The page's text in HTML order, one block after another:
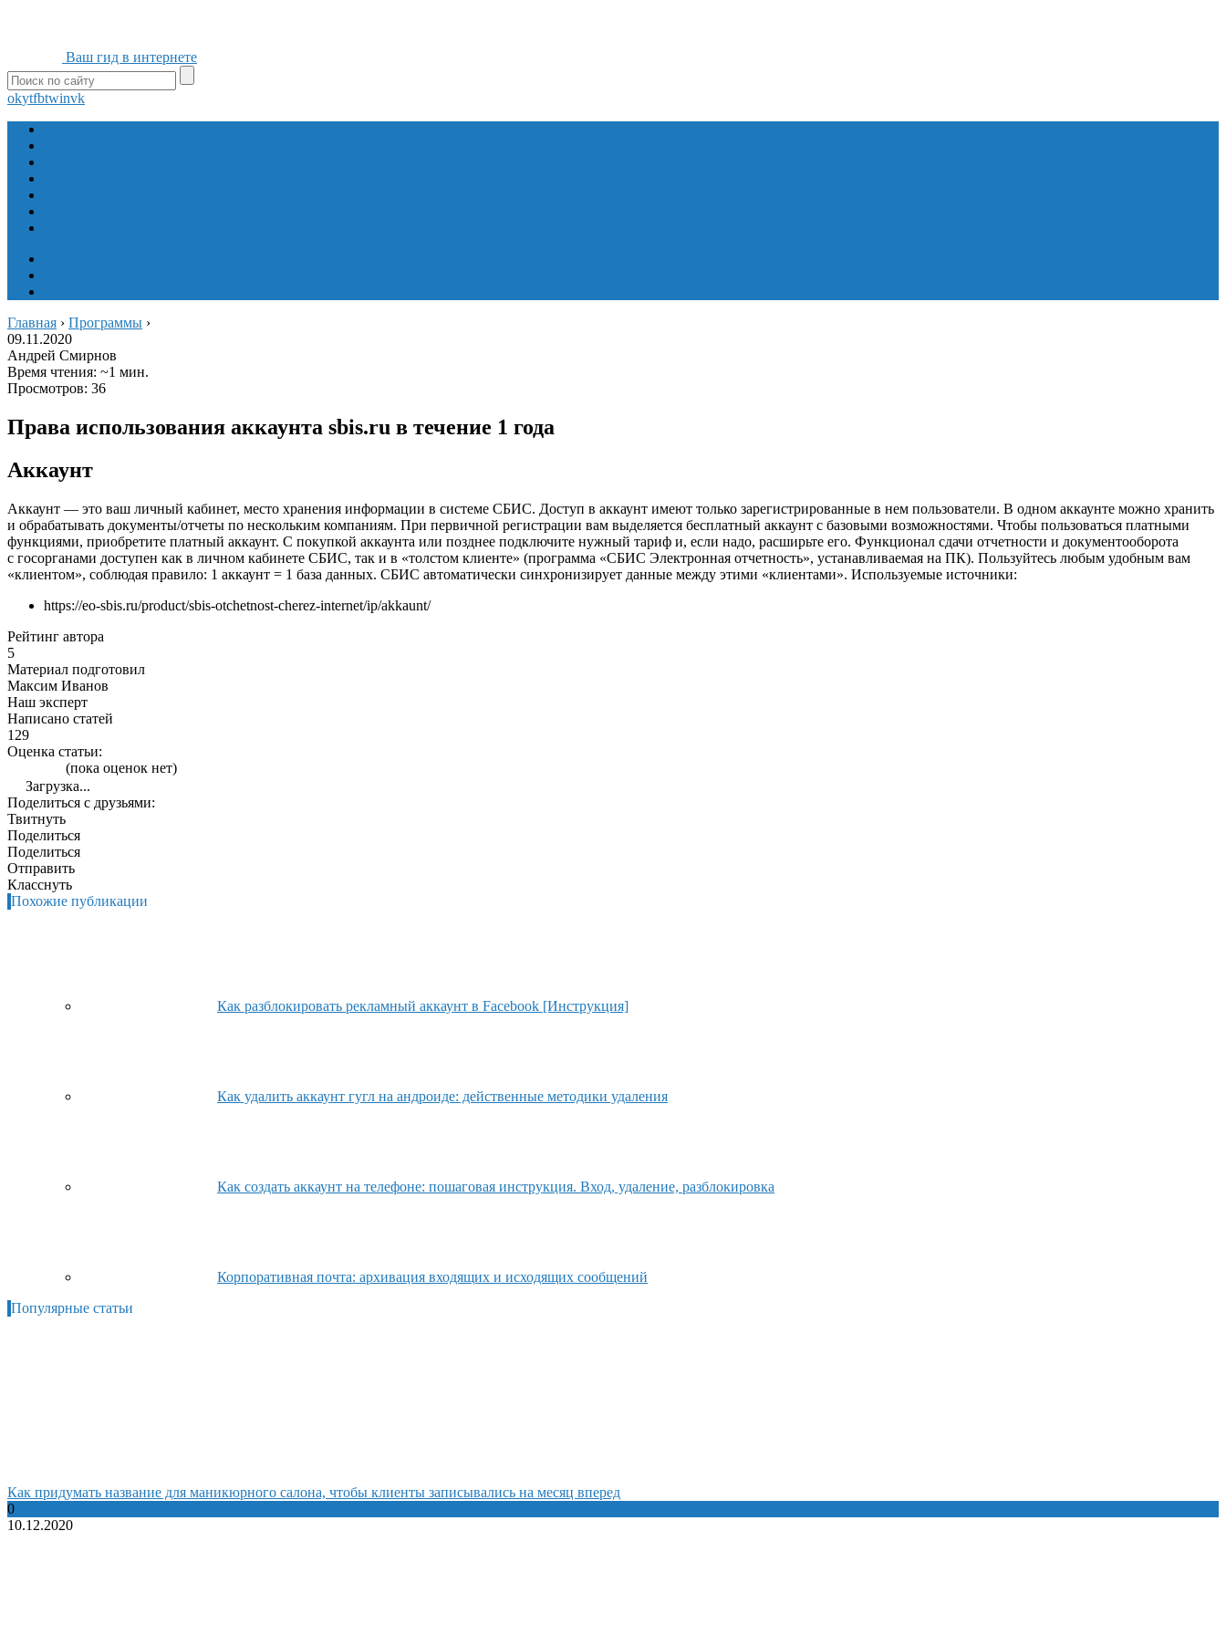
Ваш гид в интернете
okytfbtwinvk
Главная › Программы ›
09.11.2020
Андрей Смирнов
Время чтения: ~1 мин.
Просмотров: 36
Права использования аккаунта sbis.ru в течение 1 года
Аккаунт
Аккаунт — это ваш личный кабинет, место хранения информации в системе СБИС. Доступ в аккаунт имеют только зарегистрированные в нем пользователи. В одном аккаунте можно хранить
и обрабатывать документы/отчеты по нескольким компаниям. При первичной регистрации вам выделяется бесплатный аккаунт с базовыми возможностями. Чтобы пользоваться платными
функциями, приобретите платный аккаунт. С покупкой аккаунта или позднее подключите нужный тариф и, если надо, расширьте его. Функционал сдачи отчетности и документооборота
с госорганами доступен как в личном кабинете СБИС, так и в «толстом клиенте» (программа «СБИС Электронная отчетность», устанавливаемая на ПК). Пользуйтесь любым удобным вам
«клиентом», соблюдая правило: 1 аккаунт = 1 база данных. СБИС автоматически синхронизирует данные между этими «клиентами». Используемые источники:
https://eo-sbis.ru/product/sbis-otchetnost-cherez-internet/ip/akkaunt/
Рейтинг автора
5
Материал подготовил
Максим Иванов
Наш эксперт
Написано статей
129
Оценка статьи:
(пока оценок нет)
Загрузка...
Поделиться с друзьями:
Твитнуть
Поделиться
Поделиться
Отправить
Класснуть
Похожие публикации
Как разблокировать рекламный аккаунт в Facebook [Инструкция]
Как удалить аккаунт гугл на андроиде: действенные методики удаления
Как создать аккаунт на телефоне: пошаговая инструкция. Вход, удаление, разблокировка
Корпоративная почта: архивация входящих и исходящих сообщений
Популярные статьи
Как придумать название для маникюрного салона, чтобы клиенты записывались на месяц вперед
0
10.12.2020